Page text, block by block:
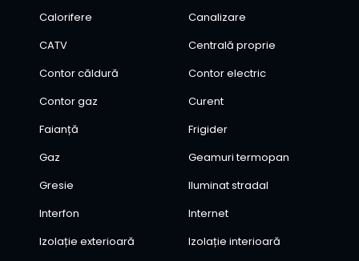
Calorifere
Canalizare
CATV
Centrală proprie
Contor căldură
Contor electric
Contor gaz
Curent
Faianță
Frigider
Gaz
Geamuri termopan
Gresie
Iluminat stradal
Interfon
Internet
Izolație exterioară
Izolație interioară